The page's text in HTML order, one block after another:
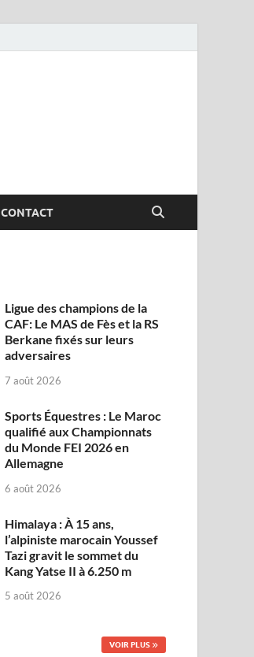
CONTACT
Ligue des champions de la
CAF: Le MAS de Fès et la RS
Berkane fixés sur leurs
adversaires
7 août 2026
Sports Équestres : Le Maroc
qualifié aux Championnats
du Monde FEI 2026 en
Allemagne
6 août 2026
Himalaya : À 15 ans,
l’alpiniste marocain Youssef
Tazi gravit le sommet du
Kang Yatse II à 6.250 m
5 août 2026
VOIR PLUS